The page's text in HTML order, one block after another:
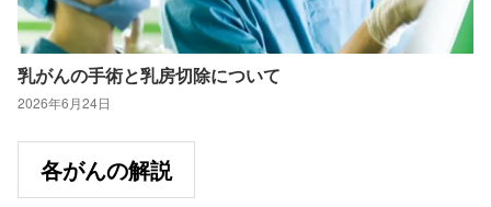
乳がんの手術と乳房切除について
2026年6月24日
各がんの解説